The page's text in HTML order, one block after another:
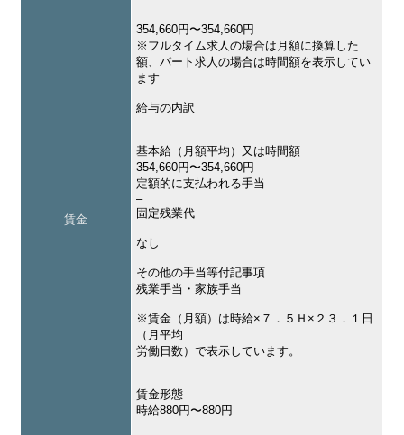
賃金
354,660円〜354,660円
※フルタイム求人の場合は月額に換算した
額、パート求人の場合は時間額を表示してい
ます
給与の内訳
基本給（月額平均）又は時間額
354,660円〜354,660円
定額的に支払われる手当
–
固定残業代
なし
その他の手当等付記事項
残業手当・家族手当
※賃金（月額）は時給×７．５Ｈ×２３．１日
（月平均
労働日数）で表示しています。
賃金形態
時給880円〜880円